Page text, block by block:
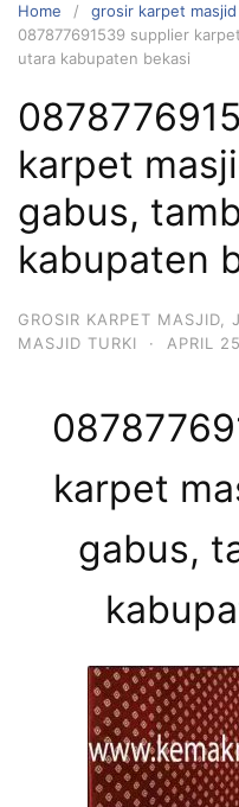
Home
grosir karpet masjid
087877691539 supplier
utara kabupaten bekasi
karpet
gabus,
kabupaten
GROSIR KARPET MASJID
MASJID TURKI
· APRIL
karpet
gabus,